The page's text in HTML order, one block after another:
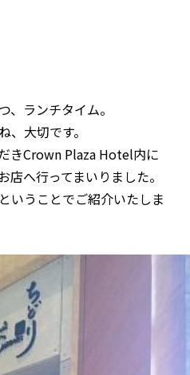
、ランチタイム。
大切です。
きCrown Plaza Hotel内に
へ行ってまいりました。
いうことでご紹介いたしま